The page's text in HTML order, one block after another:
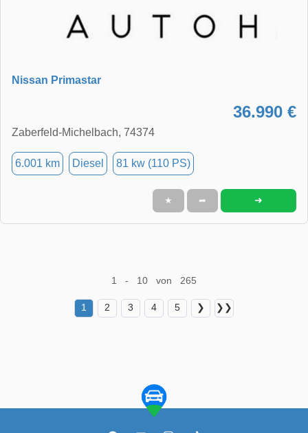
Nissan Primastar
36.990 €
Zaberfeld-Michelbach, 74374
6.001 km Diesel 81 kw (110 PS)
★ ➦ ➜
1 - 10 von 265
1 2 3 4 5 ❯ ❯❯